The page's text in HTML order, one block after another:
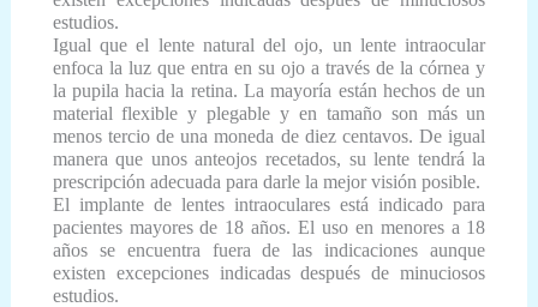
estudios.
Igual que el lente natural del ojo, un lente intraocular
enfoca la luz que entra en su ojo a través de la córnea y
la pupila hacia la retina. La mayoría están hechos de un
material flexible y plegable y en tamaño son más un
menos tercio de una moneda de diez centavos. De igual
manera que unos anteojos recetados, su lente tendrá la
prescripción adecuada para darle la mejor visión posible.
El implante de lentes intraoculares está indicado para
pacientes mayores de 18 años. El uso en menores a 18
años se encuentra fuera de las indicaciones aunque
existen excepciones indicadas después de minuciosos
estudios.